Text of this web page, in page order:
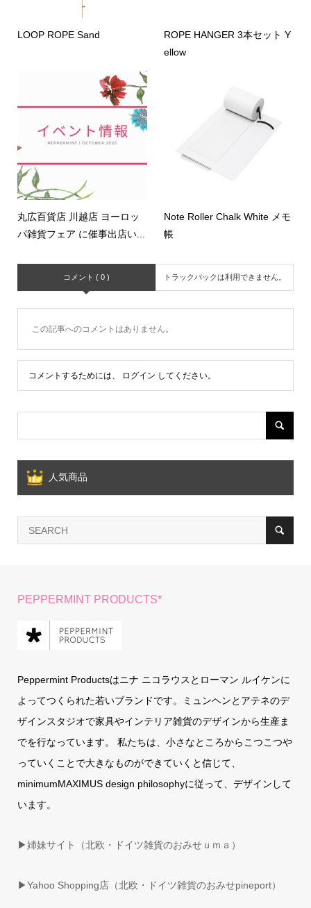
LOOP ROPE Sand
ROPE HANGER 3本セット Y
ellow
丸広百貨店 川越店 ヨーロッ
パ雑貨フェア に催事出店い...
Note Roller Chalk White メモ
帳
コメント ( 0 ) トラックバックは利用できません。
この記事へのコメントはありません。
コメントするためには、 ログイン してください。
人気商品
PEPPERMINT PRODUCTS*
Peppermint Productsはニナ ニコラウスとローマン ルイケンに
よってつくられた若いブランドです。ミュンヘンとアテネのデ
ザインスタジオで家具やインテリア雑貨のデザインから生産ま
でを行なっています。 私たちは、小さなところからこつこつや
っていくことで大きなものができていくと信じて、
minimumMAXIMUS design philosophyに従って、デザインして
います。
▶姉妹サイト（北欧・ドイツ雑貨のおみせｕｍａ）
▶Yahoo Shopping店（北欧・ドイツ雑貨のおみせpineport）